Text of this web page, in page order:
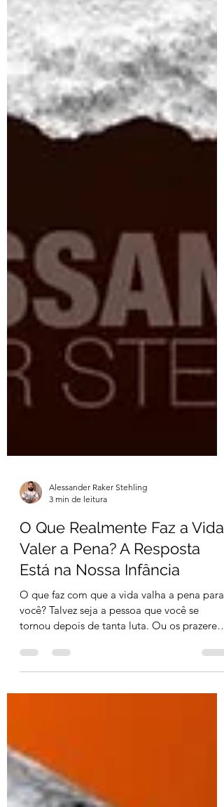
3 min de leitura
O Que Realmente Faz a Vida
Valer a Pena? A Resposta
Está na Nossa Infância
O que faz com que a vida valha a pena para
tornou depois de tanta luta. Ou os prazeres
simples que...